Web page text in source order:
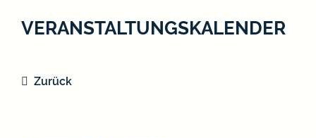
VERANSTALTUNGSKALENDER
Zurück